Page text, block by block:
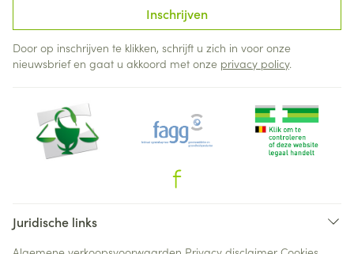
Inschrijven
Door op inschrijven te klikken, schrijft u zich in voor onze
nieuwsbrief en gaat u akkoord met onze privacy policy.
Juridische links